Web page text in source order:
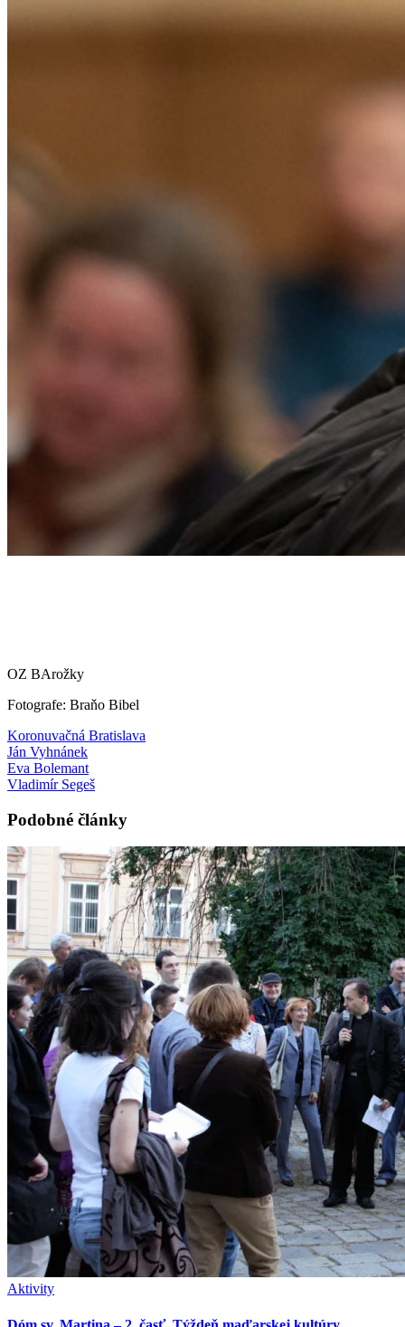
OZ BArožky
Fotografe: Braňo Bibel
Koronuvačná Bratislava
Ján Vyhnánek
Eva Bolemant
Vladimír Segeš
Podobné články
Aktivity